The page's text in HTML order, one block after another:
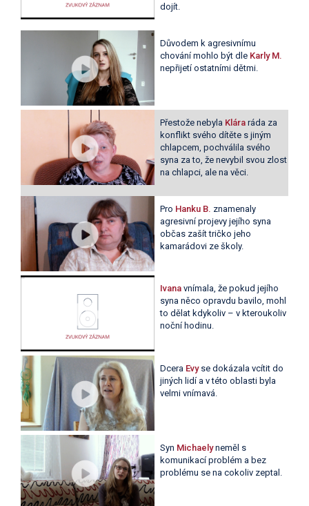
dojít.
Důvodem k agresivnímu
chování mohlo být dle Karly M.
nepřijetí ostatními dětmi.
Přestože nebyla Klára ráda za
konflikt svého dítěte s jiným
chlapcem, pochválila svého
syna za to, že nevybil svou zlost
na chlapci, ale na věci.
Pro Hanku B. znamenaly
agresivní projevy jejího syna
občas zašít tričko jeho
kamarádovi ze školy.
Ivana vnímala, že pokud jejího
syna něco opravdu bavilo, mohl
to dělat kdykoliv – v kteroukoliv
noční hodinu.
Dcera Evy se dokázala vcítit do
jiných lidí a v této oblasti byla
velmi vnímavá.
Syn Michaelyneměl s
komunikací problém a bez
problému se na cokoliv zeptal.